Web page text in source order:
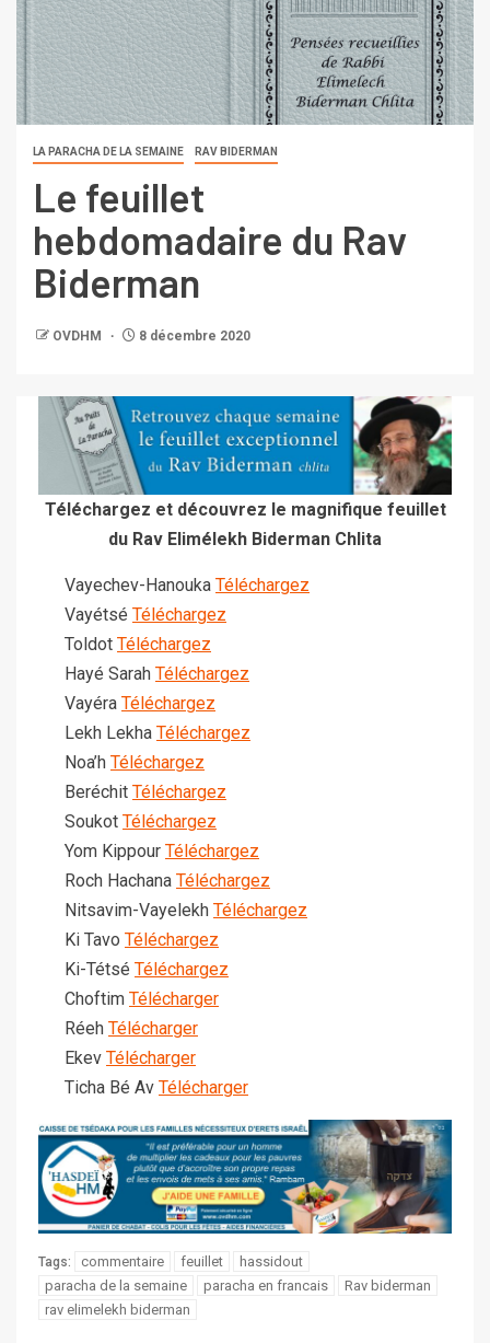
LA PARACHA DE LA SEMAINE RAV BIDERMAN
Le feuillet
hebdomadaire du Rav
Biderman
OVDHM 8 décembre 2020
Téléchargez et découvrez le magnifique feuillet
du Rav Elimélekh Biderman Chlita
Vayechev-Hanouka Téléchargez
Vayétsé Téléchargez
Toldot Téléchargez
Hayé Sarah Téléchargez
Vayéra Téléchargez
Lekh Lekha Téléchargez
Noa’h Téléchargez
Beréchit Téléchargez
Soukot Téléchargez
Yom Kippour Téléchargez
Roch Hachana Téléchargez
Nitsavim-Vayelekh Téléchargez
Ki Tavo Téléchargez
Ki-Tétsé Téléchargez
Choftim Télécharger
Réeh Télécharger
Ekev Télécharger
Ticha Bé Av Télécharger
Tags: commentaire feuillet
hassidout
paracha de la semaine
paracha en francais
Rav biderman
rav elimelekh biderman